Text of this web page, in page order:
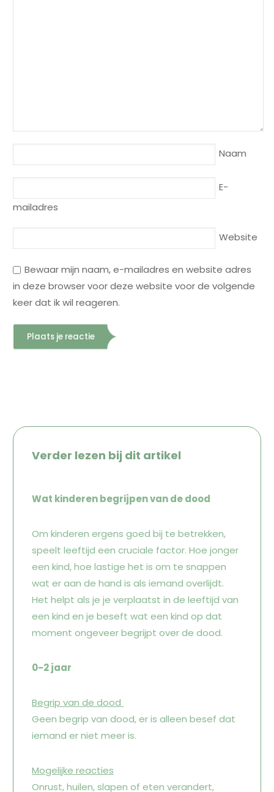
Naam
E-
mailadres
Website
Bewaar mijn naam, e-mailadres en website adres
in deze browser voor deze website voor de volgende
keer dat ik wil reageren.
Verder lezen bij dit artikel
Wat kinderen begrijpen van de dood
Om kinderen ergens goed bij te betrekken,
speelt leeftijd een cruciale factor. Hoe jonger
een kind, hoe lastige het is om te snappen
wat er aan de hand is als iemand overlijdt.
Het helpt als je je verplaatst in de leeftijd van
een kind en je beseft wat een kind op dat
moment ongeveer begrijpt over de dood.
0-2 jaar
Begrip van de dood
Geen begrip van dood, er is alleen besef dat
iemand er niet meer is.
Mogelijke reacties
Onrust, huilen, slapen of eten verandert,